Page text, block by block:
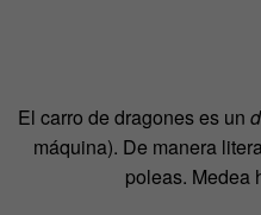
El carro de dragones es un
máquina). De manera
poleas. Medea